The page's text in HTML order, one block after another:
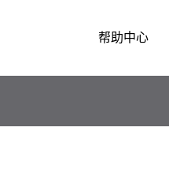
帮助中心